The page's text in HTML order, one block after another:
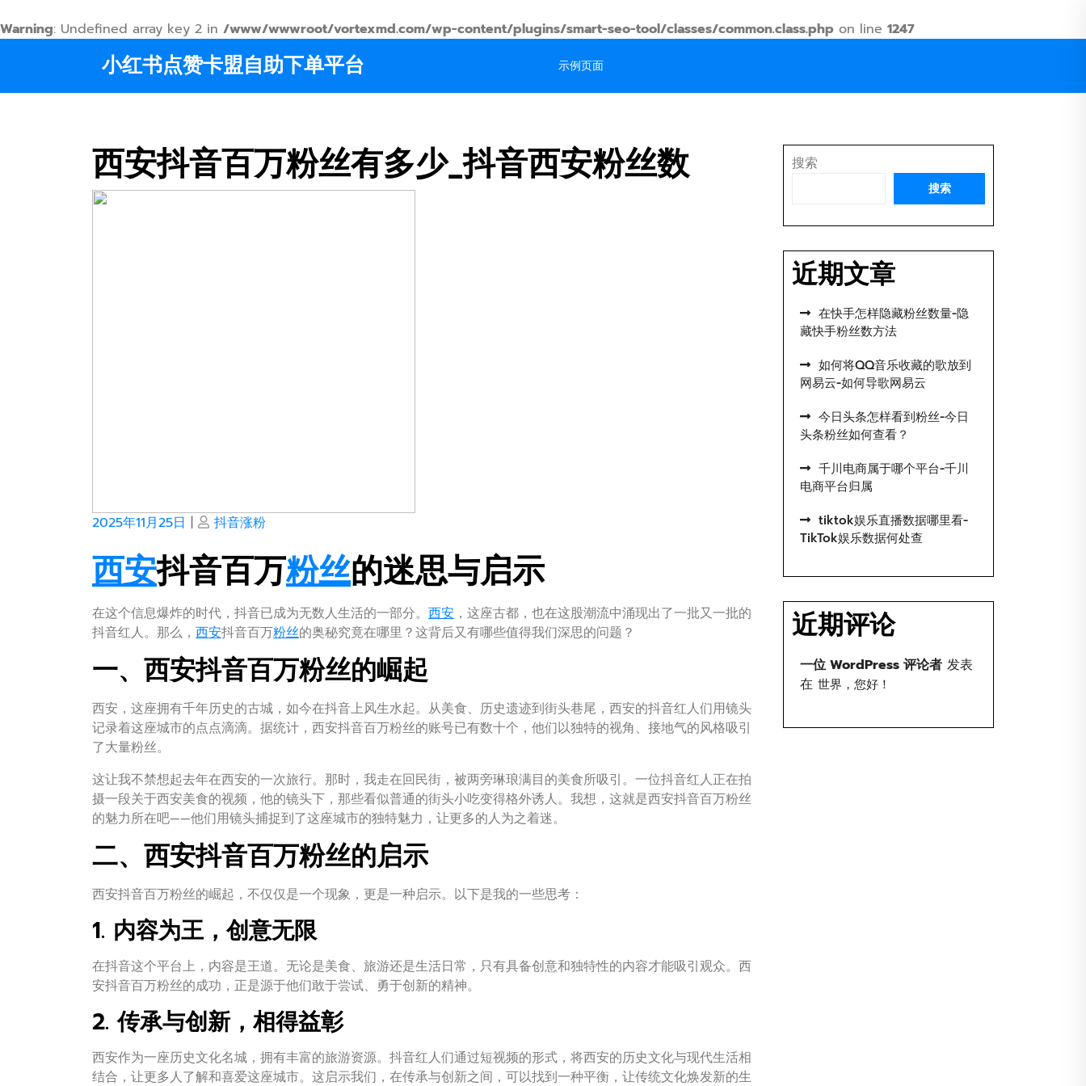
Warning: Undefined array key 2 in /www/wwwroot/vortexmd.com/wp-content/plugins/smart-seo-tool/classes/common.class.php on line 1247
小红书点赞卡盟自助下单平台 示例页面
西安抖音百万粉丝有多少_抖音西安粉丝数
Posted
2025年11月25日 | Posted
抖音涨粉
西安抖音百万粉丝的迷思与启示
在这个信息爆炸的时代，抖音已成为无数人生活的一部分。 西安 ，这座古都，也在这股潮流中涌现出了一批又一批的
抖音红人。那么， 西安抖音百万粉丝的奥秘究竟在哪里？这背后又有哪些值得我们深思的问题？
一、西安抖音百万粉丝的崛起
西安，这座拥有千年历史的古城，如今在抖音上风生水起。从美食、历史遗迹到街头巷尾，西安的抖音红人们用镜头
记录着这座城市的点点滴滴。据统计，西安抖音百万粉丝的账号已有数十个，他们以独特的视角、接地气的风格吸引
了大量粉丝。
这让我不禁想起去年在西安的一次旅行。那时，我走在回民街，被两旁琳琅满目的美食所吸引。一位抖音红人正在拍
摄一段关于西安美食的视频，他的镜头下，那些看似普通的街头小吃变得格外诱人。我想，这就是西安抖音百万粉丝
的魅力所在吧——他们用镜头捕捉到了这座城市的独特魅力，让更多的人为之着迷。
二、西安抖音百万粉丝的启示
西安抖音百万粉丝的崛起，不仅仅是一个现象，更是一种启示。以下是我的一些思考：
1. 内容为王，创意无限
在抖音这个平台上，内容是王道。无论是美食、旅游还是生活日常，只有具备创意和独特性的内容才能吸引观众。西
安抖音百万粉丝的成功，正是源于他们敢于尝试、勇于创新的精神。
2. 传承与创新，相得益彰
西安作为一座历史文化名城，拥有丰富的旅游资源。抖音红人们通过短视频的形式，将西安的历史文化与现代生活相
结合，让更多人了解和喜爱这座城市。这启示我们，在传承与创新之间，可以找到一种平衡，让传统文化焕发新的生
搜索
搜索
近期文章
在快手怎样隐藏粉丝数量-隐
藏快手粉丝数方法
如何将QQ音乐收藏的歌放到
网易云-如何导歌网易云
今日头条怎样看到粉丝-今日
头条粉丝如何查看？
千川电商属于哪个平台-千川
电商平台归属
tiktok娱乐直播数据哪里看-
TikTok娱乐数据何处查
近期评论
一位 WordPress 评论者 发表
在 世界，您好！